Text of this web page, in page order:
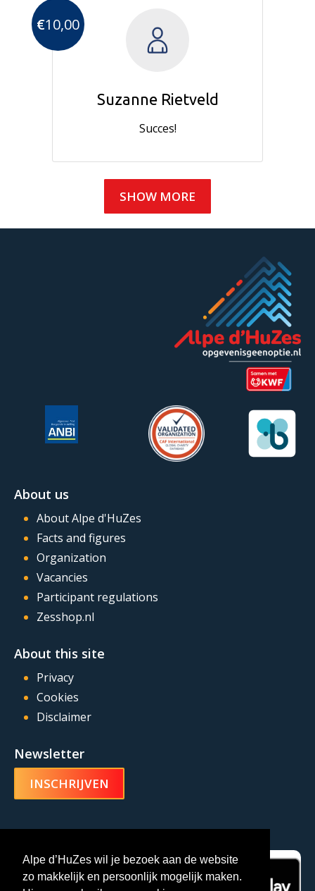
Alpe d’HuZes wil je bezoek aan de website
zo makkelijk en persoonlijk mogelijk maken.
€10,00
Suzanne Rietveld
Succes!
SHOW MORE
About us
About Alpe d'HuZes
Facts and figures
Organization
Vacancies
Participant regulations
Zesshop.nl
About this site
Privacy
Cookies
Disclaimer
Newsletter
INSCHRIJVEN